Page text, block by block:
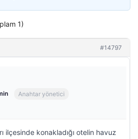
1)
#14797
Anahtar yönetici
ilçesinde konakladığı otelin havuz